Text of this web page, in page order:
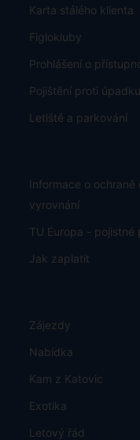
Karta stálého klienta
Figlokluby
Prohlášení o
Pojištění proti
Letiště a parkování
Informace o ochraně
vyrovnání
TU Europa - pojistné
Jak zaplatit
Zájezdy
Nabídka
Kam z Katovic
Exotika
Letový řád